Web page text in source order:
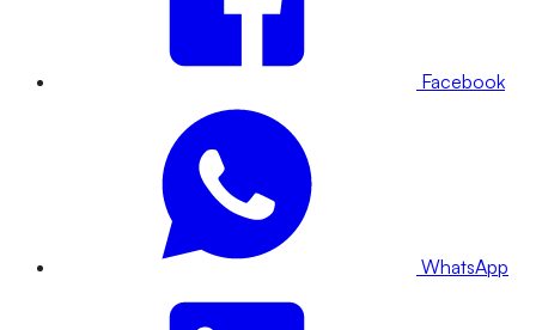
Facebook
WhatsApp